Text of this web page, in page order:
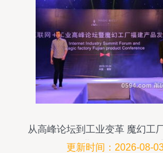
从高峰论坛到工业变革 魔幻工
业互联网数据服务
更新时间：2026-08-